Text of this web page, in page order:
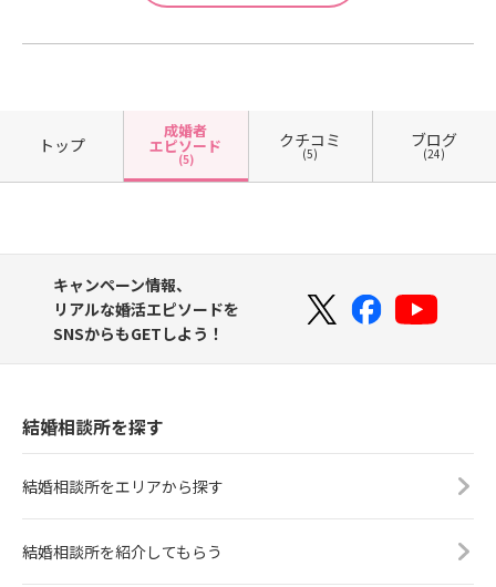
トップ
成婚者
エピソード
(5)
クチコミ
(5)
ブログ
(24)
キャンペーン情報、
リアルな婚活エピソードを
SNSからもGETしよう！
結婚相談所を探す
結婚相談所をエリアから探す
結婚相談所を紹介してもらう